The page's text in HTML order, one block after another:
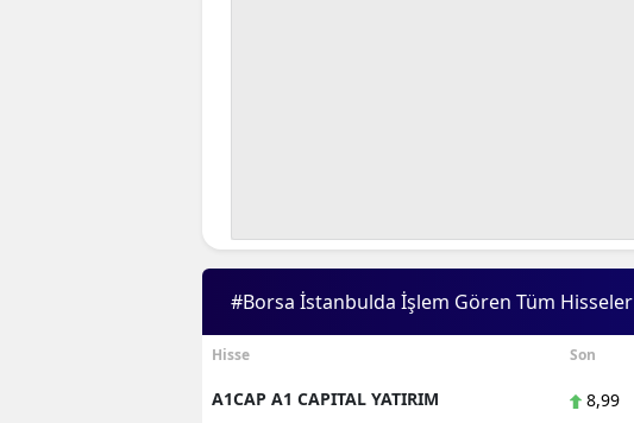
#Borsa İstanbulda İşlem Gören Tüm Hisseler
Hisse Son
A1CAP A1 CAPITAL YATIRIM 8,99